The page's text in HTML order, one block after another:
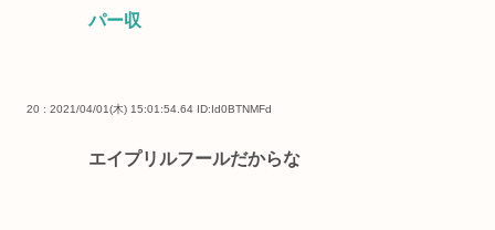
パー収
20 : 2021/04/01(木) 15:01:54.64 ID:Id0BTNMFd
エイプリルフールだからな